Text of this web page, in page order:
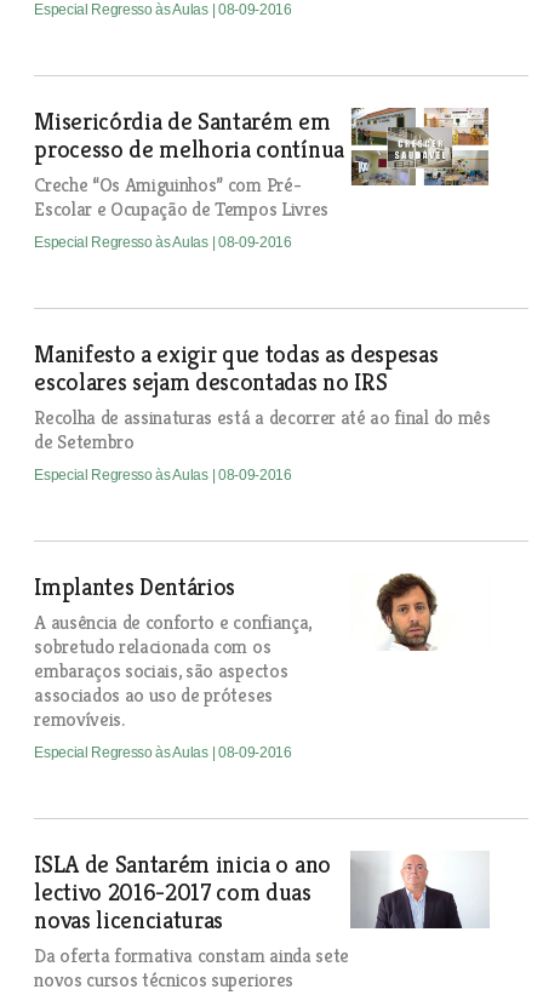
Especial Regresso às Aulas | 08-09-2016
Misericórdia de Santarém em
processo de melhoria contínua
Creche “Os Amiguinhos” com Pré-
Escolar e Ocupação de Tempos Livres
Especial Regresso às Aulas | 08-09-2016
Manifesto a exigir que todas as despesas
escolares sejam descontadas no IRS
Recolha de assinaturas está a decorrer até ao final do mês
de Setembro
Especial Regresso às Aulas | 08-09-2016
Implantes Dentários
A ausência de conforto e confiança,
sobretudo relacionada com os
embaraços sociais, são aspectos
associados ao uso de próteses
removíveis.
Especial Regresso às Aulas | 08-09-2016
ISLA de Santarém inicia o ano
lectivo 2016-2017 com duas
novas licenciaturas
Da oferta formativa constam ainda sete
novos cursos técnicos superiores